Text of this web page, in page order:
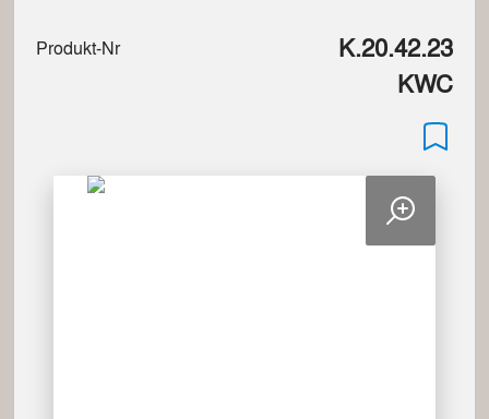
Produkt-Nr
K.20.42.23
KWC